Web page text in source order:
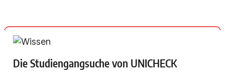
Die Studiengangsuche von UNICHECK